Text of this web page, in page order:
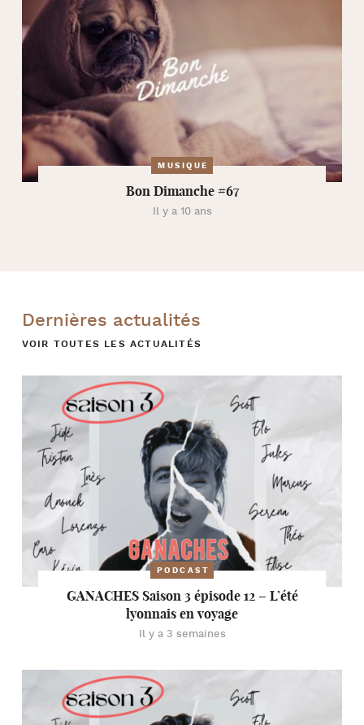
MUSIQUE
Bon Dimanche #67
Il y a 10 ans
Dernières actualités
VOIR TOUTES LES ACTUALITÉS
PODCAST
GANACHES Saison 3 épisode 12 – L’été
lyonnais en voyage
Il y a 3 semaines